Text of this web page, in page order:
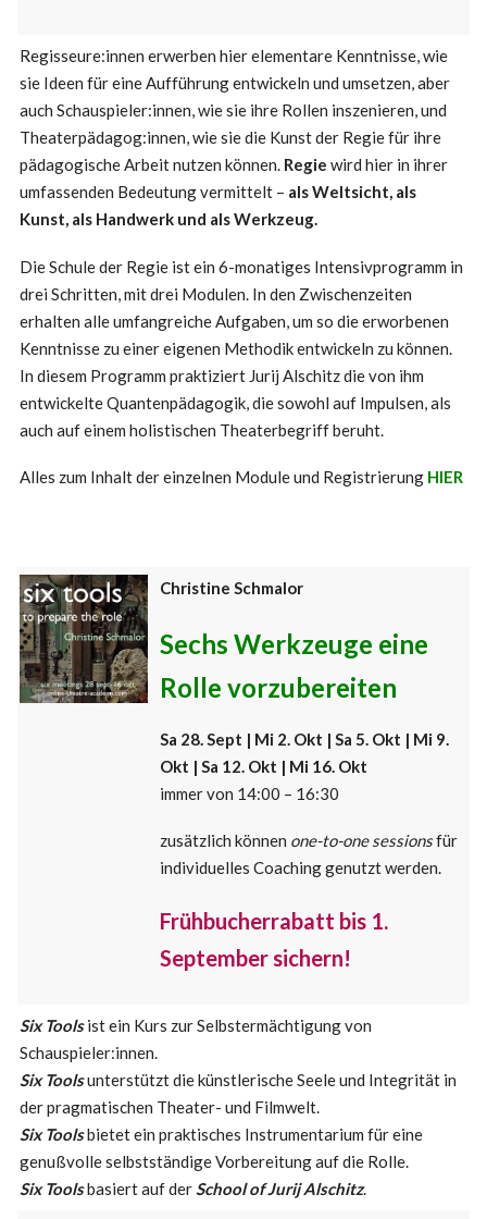
Regisseure:innen erwerben hier elementare Kenntnisse, wie
sie Ideen für eine Aufführung entwickeln und umsetzen, aber
auch Schauspieler:innen, wie sie ihre Rollen inszenieren, und
Theaterpädagog:innen, wie sie die Kunst der Regie für ihre
pädagogische Arbeit nutzen können. Regie wird hier in ihrer
umfassenden Bedeutung vermittelt – als Weltsicht, als
Kunst, als Handwerk und als Werkzeug.
Die Schule der Regie ist ein 6-monatiges Intensivprogramm in
drei Schritten, mit drei Modulen. In den Zwischenzeiten
erhalten alle umfangreiche Aufgaben, um so die erworbenen
Kenntnisse zu einer eigenen Methodik entwickeln zu können.
In diesem Programm praktiziert Jurij Alschitz die von ihm
entwickelte Quantenpädagogik, die sowohl auf Impulsen, als
auch auf einem holistischen Theaterbegriff beruht.
Alles zum Inhalt der einzelnen Module und Registrierung HIER
Christine Schmalor
Sechs Werkzeuge eine
Rolle vorzubereiten
Sa 28. Sept | Mi 2. Okt | Sa 5. Okt | Mi 9.
Okt | Sa 12. Okt | Mi 16. Okt
immer von 14:00 – 16:30
zusätzlich können one-to-one sessionsfür
individuelles Coaching genutzt werden.
Frühbucherrabatt bis 1.
September sichern!
Six Toolsist ein Kurs zur Selbstermächtigung von
Schauspieler:innen.
Six Toolsunterstützt die künstlerische Seele und Integrität in
der pragmatischen Theater- und Filmwelt.
Six Toolsbietet ein praktisches Instrumentarium für eine
genußvolle selbstständige Vorbereitung auf die Rolle.
Six Toolsbasiert auf derSchool of Jurij Alschitz.